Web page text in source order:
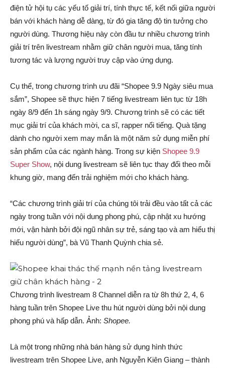
điện tử hội tụ các yếu tố giải trí, tính thực tế, kết nối giữa người
bán với khách hàng dễ dàng, từ đó gia tăng độ tin tưởng cho
người dùng. Thương hiệu này còn đầu tư nhiều chương trình
giải trí trên livestream nhằm giữ chân người mua, tăng tính
tương tác và lượng người truy cập vào ứng dụng.
Cụ thể, trong chương trình ưu đãi “Shopee 9.9 Ngày siêu mua
sắm”, Shopee sẽ thực hiện 7 tiếng livestream liên tục từ 18h
ngày 8/9 đến 1h sáng ngày 9/9. Chương trình sẽ có các tiết
mục giải trí của khách mời, ca sĩ, rapper nổi tiếng. Quà tặng
dành cho người xem may mắn là một năm sử dụng miễn phí
sản phẩm của các ngành hàng. Trong sự kiện Shopee 9.9
Super Show, nội dung livestream sẽ liên tục thay đổi theo mỗi
khung giờ, mang đến trải nghiệm mới cho khách hàng.
“Các chương trình giải trí của chúng tôi trải đều vào tất cả các
ngày trong tuần với nội dung phong phú, cập nhật xu hướng
mới, vận hành bởi đội ngũ nhân sự trẻ, sáng tạo và am hiểu thị
hiếu người dùng”, bà Vũ Thanh Quỳnh chia sẻ.
Chương trình livestream 8 Channel diễn ra từ 8h thứ 2, 4, 6
hàng tuần trên Shopee Live thu hút người dùng bởi nội dung
phong phú và hấp dẫn. Ảnh: Shopee.
Là một trong những nhà bán hàng sử dụng hình thức
livestream trên Shopee Live, anh Nguyễn Kiên Giang – thành